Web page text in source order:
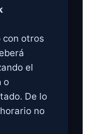
con otros
el
o
De lo
no